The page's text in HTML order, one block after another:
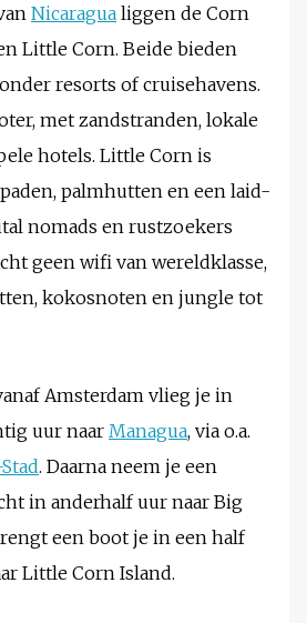
Nicaragua liggen de Corn
Little Corn. Beide bieden
resorts of cruisehavens.
met zandstranden, lokale
hotels. Little Corn is
palmhutten en een laid-
nomads en rustzoekers
geen wifi van wereldklasse,
kokosnoten en jungle tot
Amsterdam vlieg je in
uur naarManagua, via o.a.
. Daarna neem je een
in anderhalf uur naar Big
een boot je in een half
Little Corn Island.